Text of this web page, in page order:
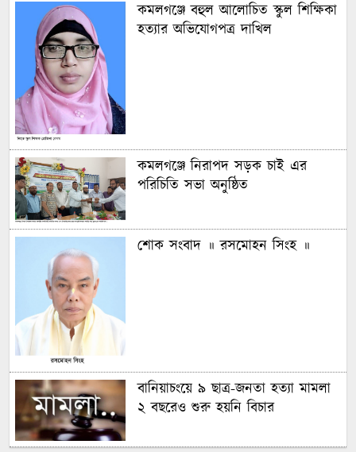
কমলগঞ্জে বহুল আলোচিত স্কুল শিক্ষিকা
হত্যার অভিযোগপত্র দাখিল
কমলগঞ্জে নিরাপদ সড়ক চাই এর
পরিচিতি সভা অনুষ্ঠিত
শোক সংবাদ ॥ রসমোহন সিংহ ॥
বানিয়াচংয়ে ৯ ছাত্র-জনতা হত্যা মামলা
২ বছরেও শুরু হয়নি বিচার